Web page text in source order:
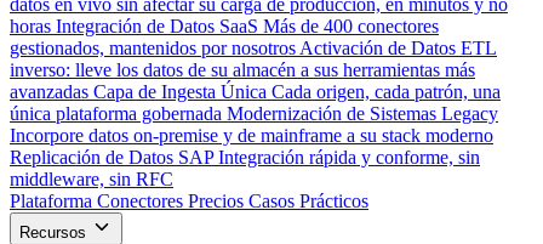
datos en vivo sin afectar su carga de producción, en minutos y no
horas Integración de Datos SaaS Más de 400 conectores
gestionados, mantenidos por nosotros Activación de Datos ETL
inverso: lleve los datos de su almacén a sus herramientas más
avanzadas Capa de Ingesta Única Cada origen, cada patrón, una
única plataforma gobernada Modernización de Sistemas Legacy
Incorpore datos on-premise y de mainframe a su stack moderno
Replicación de Datos SAP Integración rápida y conforme, sin
middleware, sin RFC
Plataforma Conectores Precios Casos Prácticos
Recursos